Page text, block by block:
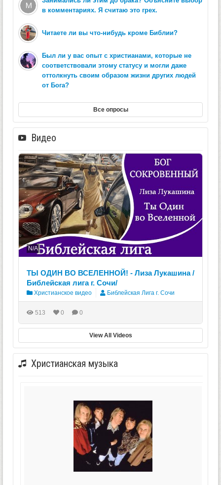
в комментариях. Я считаю это грех.
Читаете ли вы что-нибудь кроме Библии?
Был ли у вас опыт с христианами, которые не
соответствовали этому статусу и могли даже
оттолкнуть своим образом жизни других людей
от Бога?
Все опросы
Видео
N/A
ТЫ ОДИН ВО ВСЕЛЕННОЙ! - Лиза Лукашина /
Библейская лига г. Сочи/
Христианское видео Библейская Лига г. Сочи
513 0 0
View All Videos
Христианская музыка